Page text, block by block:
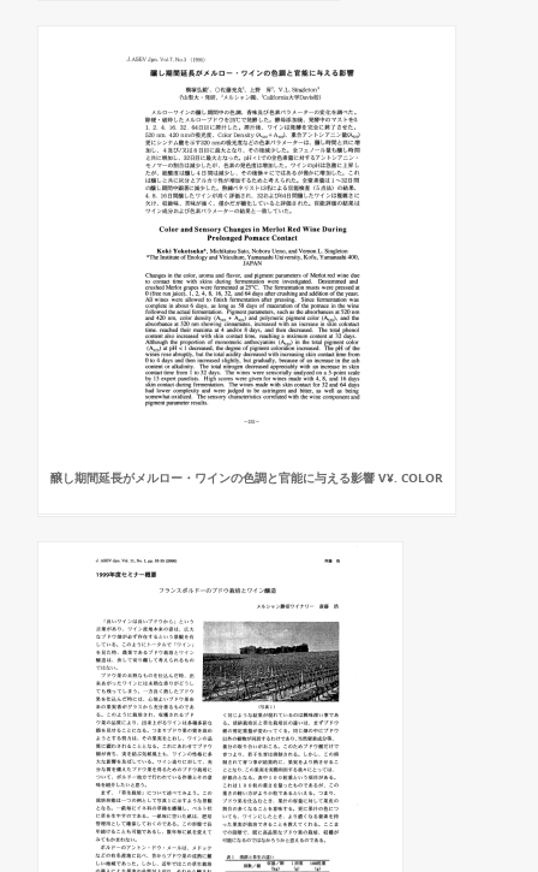
醸し期間延長がメルロー・ワインの色調と官能に与える影響 V¥. COLOR